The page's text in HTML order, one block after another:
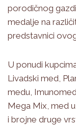
porodičnog
medalje na
predstavnici
U ponudi
Livadski med,
medu,
Mega Mix, med
i brojne druge